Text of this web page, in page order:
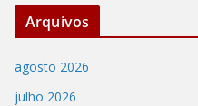
Arquivos
agosto 2026
julho 2026